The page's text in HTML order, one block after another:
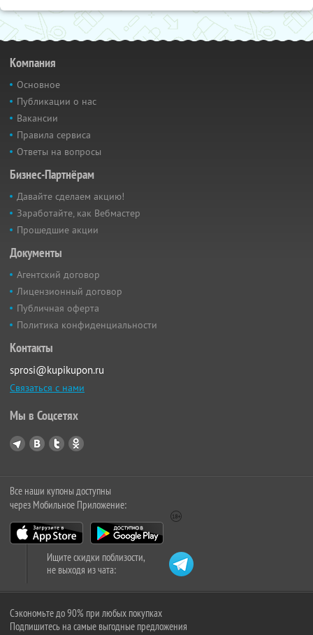
Компания
Основное
Публикации о нас
Вакансии
Правила сервиса
Ответы на вопросы
Бизнес-Партнёрам
Давайте сделаем акцию!
Заработайте, как Вебмастер
Прошедшие акции
Документы
Агентский договор
Лицензионный договор
Публичная оферта
Политика конфиденциальности
Контакты
sprosi@kupikupon.ru
Связаться с нами
Мы в Соцсетях
Все наши купоны доступны
через Мобильное Приложение:
Ищите скидки поблизости,
не выходя из чата:
Сэкономьте до 90% при любых покупках
Подпишитесь на самые выгодные предложения